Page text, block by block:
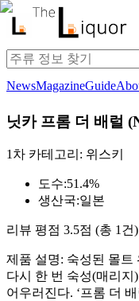
NewsMagazineGuide
닛카 프롬 더 배럴 (
1차 카테고리: 위스키
도수:51.4%
생산국:일본
리뷰 평점 3.5점 (총 1건)
제품 설명: 숙성된 몰트
다시 한 번 숙성(매리지
어우러진다. ‘프롬 더